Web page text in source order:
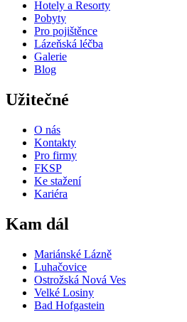
Hotely a Resorty
Pobyty
Pro pojištěnce
Lázeňská léčba
Galerie
Blog
Užitečné
O nás
Kontakty
Pro firmy
FKSP
Ke stažení
Kariéra
Kam dál
Mariánské Lázně
Luhačovice
Ostrožská Nová Ves
Velké Losiny
Bad Hofgastein